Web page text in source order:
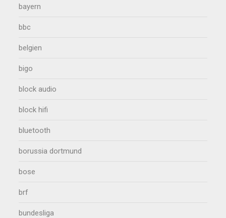
bayern
bbc
belgien
bigo
block audio
block hifi
bluetooth
borussia dortmund
bose
brf
bundesliga